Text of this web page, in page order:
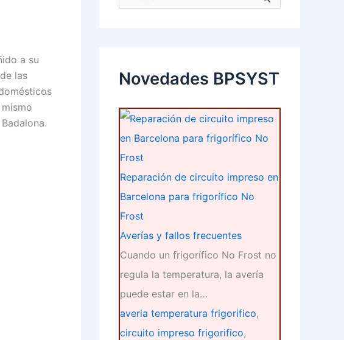
a su
de las
o
rNovedades BPSYST
Reparación de circuito impreso en
Barcelona para frigorífico No
Frost
Averías y fallos frecuentes
Cuando un frigorífico No Frost no
regula la temperatura, la avería
puede estar en la…
averia temperatura frigorifico,
circuito impreso frigorifico,